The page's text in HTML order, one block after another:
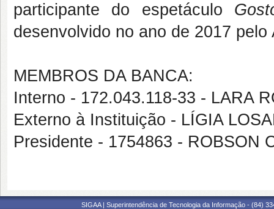
participante do espetáculo
desenvolvido no ano de 2017 pelo
MEMBROS DA BANCA:
Interno - 172.043.118-33 - LARA
Externo à Instituição - LÍGIA
Presidente - 1754863 - ROBSON
SIGAA | Superintendência de Tecnologia da Informação - (84)